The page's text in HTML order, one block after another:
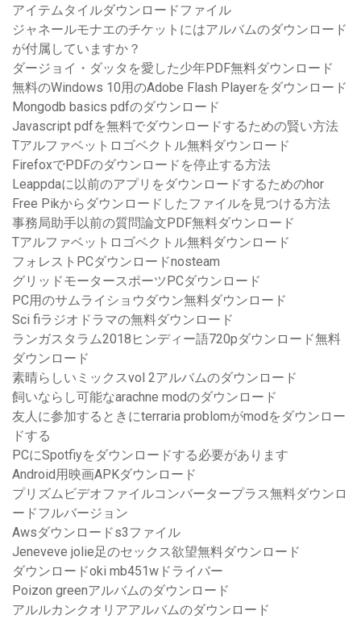
アイテムタイルダウンロードファイル
ジャネールモナエのチケットにはアルバムのダウンロード
が付属していますか？
ダージョイ・ダッタを愛した少年PDF無料ダウンロード
無料のWindows 10用のAdobe Flash Playerをダウンロード
Mongodb basics pdfのダウンロード
Javascript pdfを無料でダウンロードするための賢い方法
Tアルファベットロゴベクトル無料ダウンロード
FirefoxでPDFのダウンロードを停止する方法
Leappdaに以前のアプリをダウンロードするためのhor
Free Pikからダウンロードしたファイルを見つける方法
事務局助手以前の質問論文PDF無料ダウンロード
Tアルファベットロゴベクトル無料ダウンロード
フォレストPCダウンロードnosteam
グリッドモータースポーツPCダウンロード
PC用のサムライショウダウン無料ダウンロード
Sci fiラジオドラマの無料ダウンロード
ランガスタラム2018ヒンディー語720pダウンロード無料
ダウンロード
素晴らしいミックスvol 2アルバムのダウンロード
飼いならし可能なarachne modのダウンロード
友人に参加するときにterraria problomがmodをダウンロー
ドする
PCにSpotfiyをダウンロードする必要があります
Android用映画APKダウンロード
プリズムビデオファイルコンバータープラス無料ダウンロ
ードフルバージョン
Awsダウンロードs3ファイル
Jeneveve jolie足のセックス欲望無料ダウンロード
ダウンロードoki mb451wドライバー
Poizon greenアルバムのダウンロード
アルルカンクオリアアルバムのダウンロード